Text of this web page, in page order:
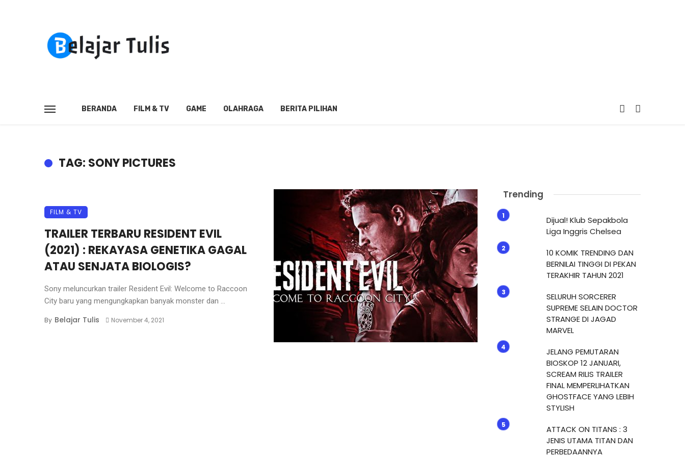
BERANDA FILM & TV GAME OLAHRAGA BERITA PILIHAN
TAG: SONY PICTURES
FILM & TV
TRAILER TERBARU RESIDENT EVIL
(2021) : REKAYASA GENETIKA GAGAL
ATAU SENJATA BIOLOGIS?
Sony meluncurkan trailer Resident Evil: Welcome to Raccoon
City baru yang mengungkapkan banyak monster dan ...
By Belajar Tulis November 4, 2021
Trending
Dijual! Klub Sepakbola
Liga Inggris Chelsea
10 KOMIK TRENDING DAN
BERNILAI TINGGI DI PEKAN
TERAKHIR TAHUN 2021
SELURUH SORCERER
SUPREME SELAIN DOCTOR
STRANGE DI JAGAD
MARVEL
JELANG PEMUTARAN
BIOSKOP 12 JANUARI,
SCREAM RILIS TRAILER
FINAL MEMPERLIHATKAN
GHOSTFACE YANG LEBIH
STYLISH
ATTACK ON TITANS : 3
JENIS UTAMA TITAN DAN
PERBEDAANNYA